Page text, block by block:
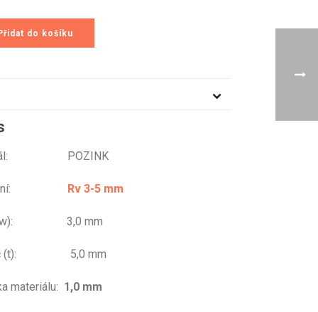
do košíku
POZINK
Rv 3-5 mm
(w): 3,0 mm
(t): 5,0 mm
materiálu: 1,0 mm